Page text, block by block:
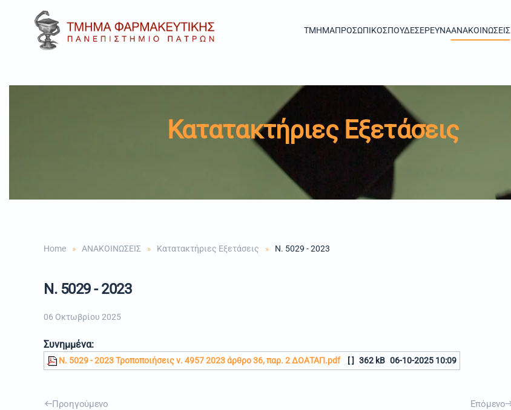
Skip to main content TMHMAΠΡΟΣΩΠΙΚΟΣΠΟΥΔΕΣΕΡΕΥΝΑΑΝΑΚΟΙΝΩΣΕΙΣ
Κατατακτήριες Εξετάσεις
Home ΑΝΑΚΟΙΝΩΣΕΙΣ Κατατακτήριες Εξετάσεις Ν. 5029 - 2023
Ν. 5029 - 2023
06 Οκτωβρίου 2025
Συνημμένα:
Ν. 5029 - 2023 Τροποποιήσεις ν. 4957 2023 άρθρο 36, παρ. 2 ΔΟΑΤΑΠ.pdf [ ] 362 kB 06-10-2025 10:09
Προηγούμενο Επόμενο